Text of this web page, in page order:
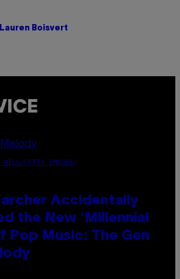
Lauren Boisvert
HILL/GETTY IMAGES)
Accidentally
the New ‘Millennial
Pop Music: The Gen